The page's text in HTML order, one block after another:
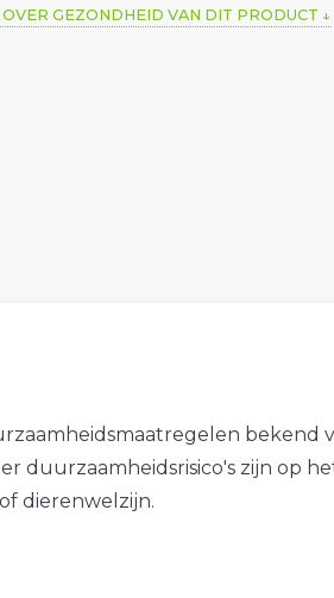
OVER GEZONDHEID VAN DIT PRODUCT
bekend
duurzaamheidsrisico's zijn op
dierenwelzijn.